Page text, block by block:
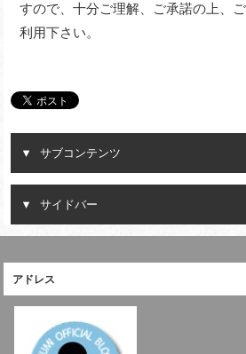
すので、十分ご理解、ご承諾の上、
利用下さい。
サブコンテンツ
サイドバー
アドレス